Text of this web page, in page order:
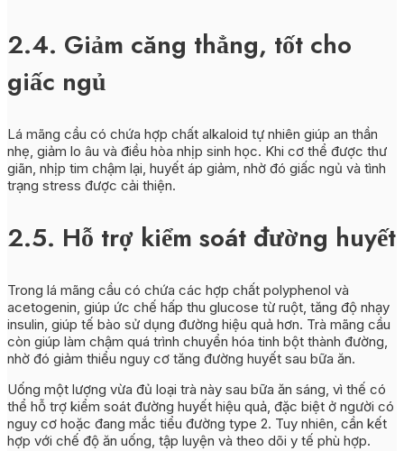
2.4. Giảm căng thẳng, tốt cho
giấc ngủ
Lá mãng cầu có chứa hợp chất alkaloid tự nhiên giúp an thần
nhẹ, giảm lo âu và điều hòa nhịp sinh học. Khi cơ thể được thư
giãn, nhịp tim chậm lại, huyết áp giảm, nhờ đó giấc ngủ và tình
trạng stress được cải thiện.
2.5. Hỗ trợ kiểm soát đường huyết
Trong lá mãng cầu có chứa các hợp chất polyphenol và
acetogenin, giúp ức chế hấp thu glucose từ ruột, tăng độ nhạy
insulin, giúp tế bào sử dụng đường hiệu quả hơn. Trà mãng cầu
còn giúp làm chậm quá trình chuyển hóa tinh bột thành đường,
nhờ đó giảm thiểu nguy cơ tăng đường huyết sau bữa ăn.
Uống một lượng vừa đủ loại trà này sau bữa ăn sáng, vì thế có
thể hỗ trợ kiểm soát đường huyết hiệu quả, đặc biệt ở người có
nguy cơ hoặc đang mắc tiểu đường type 2. Tuy nhiên, cần kết
hợp với chế độ ăn uống, tập luyện và theo dõi y tế phù hợp.